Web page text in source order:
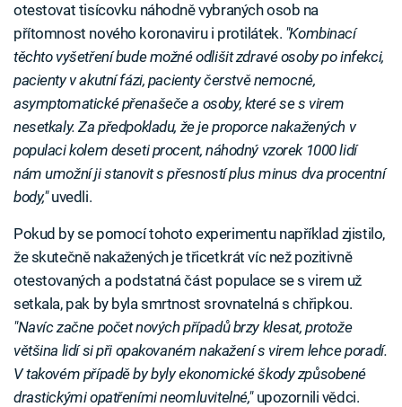
otestovat tisícovku náhodně vybraných osob na
přítomnost nového koronaviru i protilátek. "Kombinací
těchto vyšetření bude možné odlišit zdravé osoby po infekci,
pacienty v akutní fázi, pacienty čerstvě nemocné,
asymptomatické přenašeče a osoby, které se s virem
nesetkaly. Za předpokladu, že je proporce nakažených v
populaci kolem deseti procent, náhodný vzorek 1000 lidí
nám umožní ji stanovit s přesností plus minus dva procentní
body,"uvedli.
Pokud by se pomocí tohoto experimentu například zjistilo,
že skutečně nakažených je třicetkrát víc než pozitivně
otestovaných a podstatná část populace se s virem už
setkala, pak by byla smrtnost srovnatelná s chřipkou.
"Navíc začne počet nových případů brzy klesat, protože
většina lidí si při opakovaném nakažení s virem lehce poradí.
V takovém případě by byly ekonomické škody způsobené
drastickými opatřeními neomluvitelné,"upozornili vědci.